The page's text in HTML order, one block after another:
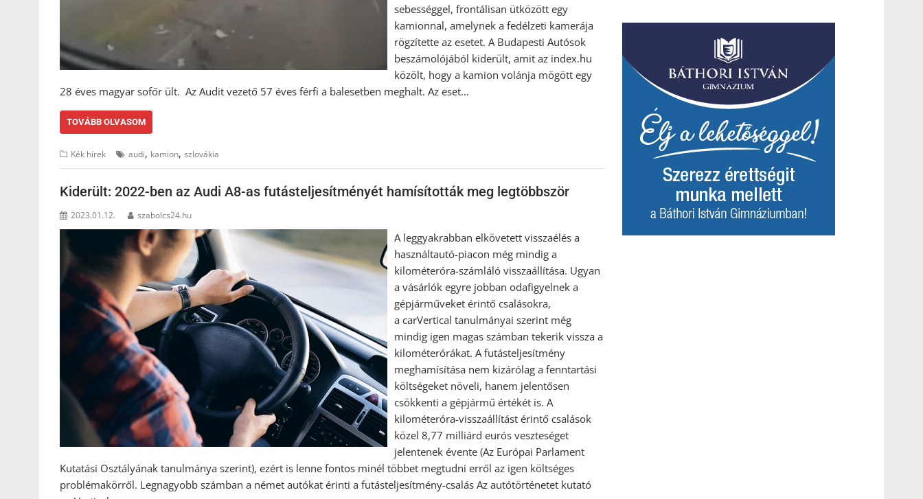
sebességgel, frontálisan ütközött egy
kamionnal, amelynek a fedélzeti kamerája
rögzítette az esetet. A Budapesti Autósok
beszámolójából kiderült, amit az index.hu
közölt, hogy a kamion volánja mögött egy
28 éves magyar sofőr ült. Az Audit vezető 57 éves férfi a balesetben meghalt. Az eset…
TOVÁBB OLVASOM
Kék hírek audi, kamion, szlovákia
Kiderült: 2022-ben az Audi A8-as futásteljesítményét hamísították meg legtöbbször
2023.01.12. szabolcs24.hu
A leggyakrabban elkövetett visszaélés a
használtautó-piacon még mindig a
kilométeróra-számláló visszaállítása. Ugyan
a vásárlók egyre jobban odafigyelnek a
gépjárműveket érintő csalásokra,
a carVertical tanulmányai szerint még
mindig igen magas számban tekerik vissza a
kilométerórákat. A futásteljesítmény
meghamísítása nem kizárólag a fenntartási
költségeket növeli, hanem jelentősen
csökkenti a gépjármű értékét is. A
kilométeróra-visszaállítást érintő csalások
közel 8,77 milliárd eurós veszteséget
jelentenek évente (Az Európai Parlament
Kutatási Osztályának tanulmánya szerint), ezért is lenne fontos minél többet megtudni erről az igen költséges
problémakörről. Legnagyobb számban a német autókat érinti a futásteljesítmény-csalás Az autótörténetet kutató